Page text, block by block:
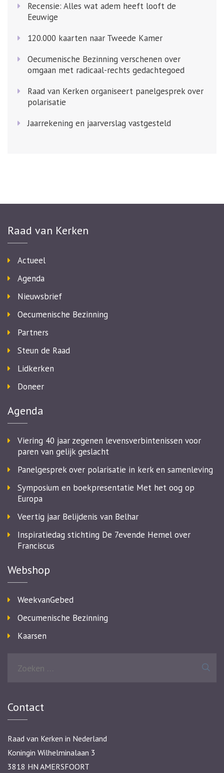
Recensie: Alles wat adem heeft looft de
Eeuwige
120.000 kaarten naar Tweede Kamer
Oecumenische Bezinning verschenen over
omgaan met radicaal-rechts gedachtegoed
Raad van Kerken organiseert panelgesprek over
polarisatie
Jaarrekening en jaarverslag vastgesteld
Raad van Kerken
Actueel
Agenda
Nieuwsbrief
Oecumenische Bezinning
Partners
Steun de Raad
Lidkerken
Doneer
Agenda
Viering 40 jaar zegenen levensverbintenissen voor
paren van gelijk geslacht
Panelgesprek over polarisatie in kerk en samenleving
Symposium en boekpresentatie Met het oog op
Europa
Veertig jaar Belijdenis van Belhar
Inspiratiedag stichting De 7evende Hemel over
Franciscus
Webshop
WeekvanGebed
Oecumenische Bezinning
Kaarsen
Contact
Raad van Kerken in Nederland
Koningin Wilhelminalaan 3
3818 HN AMERSFOORT